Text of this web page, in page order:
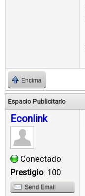
Encima
Espacio Publicitario
Econlink
Conectado
Prestigio: 100
Send Email